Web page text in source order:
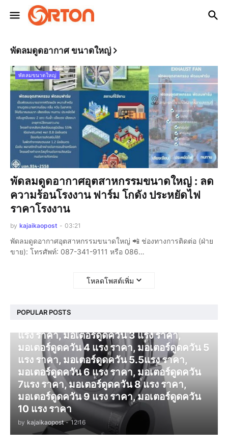
พัดลมดูดอากาศ ขนาดใหญ่
พัดลมขนาดใหญ่
พัดลมดูดอากาศอุตสาหกรรมขนาดใหญ่ : ลด
ความร้อนโรงงาน ฟาร์ม โกดัง ประหยัดไฟ
ราคาโรงงาน
by kajaikaopost - 03:21
พัดลมดูดอากาศอุตสาหกรรมขนาดใหญ่ 📲 ช่องทางการติดต่อ (ฝ่าย
ขาย): โทรศัพท์: 087-341-9111 หรือ 086…
โหลดโพสต์เพิ่ม
POPULAR POSTS
แรง ราคา, มอเตอร์ดูดควัน 3 แรง ราคา,
มอเตอร์ดูดควัน 4 แรง ราคา, มอเตอร์ดูดควัน 5
แรง ราคา, มอเตอร์ดูดควัน 5.5แรง ราคา,
มอเตอร์ดูดควัน 6 แรง ราคา, มอเตอร์ดูดควัน
7แรง ราคา, มอเตอร์ดูดควัน 8 แรง ราคา,
มอเตอร์ดูดควัน 9 แรง ราคา, มอเตอร์ดูดควัน
10 แรง ราคา
by kajaikaopost - 12:16